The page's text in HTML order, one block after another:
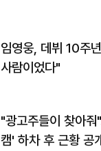
임영웅, 데뷔 10주
사람이었다"
"광고주들이 찾아
캠' 하차 후 근황 공